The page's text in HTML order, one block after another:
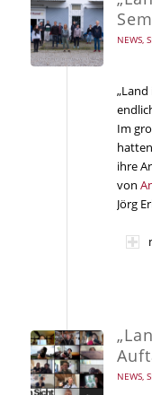
NEWS,
Im
ihre
von
Jörg
NEWS,